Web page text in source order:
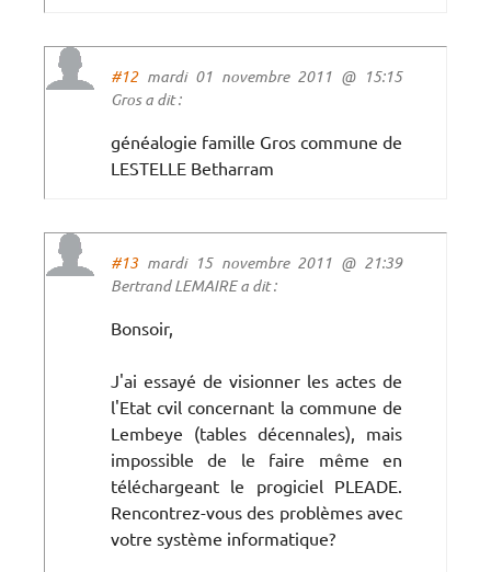
#12mardi 01 novembre 2011 @ 15:15
Gros a dit :
généalogie famille Gros commune de
LESTELLE Betharram
#13 mardi 15 novembre 2011 @ 21:39
Bertrand LEMAIRE a dit :
Bonsoir,
J'ai essayé de visionner les actes de
l'Etat cvil concernant la commune de
Lembeye (tables décennales), mais
impossible de le faire même en
téléchargeant le progiciel PLEADE.
Rencontrez-vous des problèmes avec
votre système informatique?